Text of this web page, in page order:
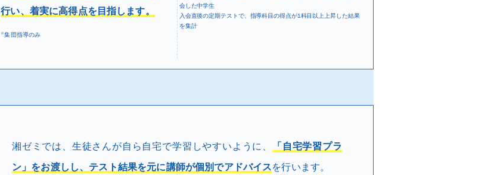
行い、着実に高得点を目指します。
※集団指導のみ
会した中学生
入会直後の定期テストで、指導科目の得点が1科目以上上昇した結果
を集計
湘ゼミでは、生徒さんが自ら自宅で学習しやすいように、 「自宅学習プラ
ン」をお渡しし、テスト結果を元に講師が個別でアドバイスを行います。